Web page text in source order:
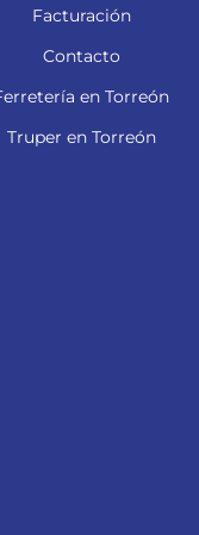
Facturación
Contacto
en Torreón
Truper en Torreón